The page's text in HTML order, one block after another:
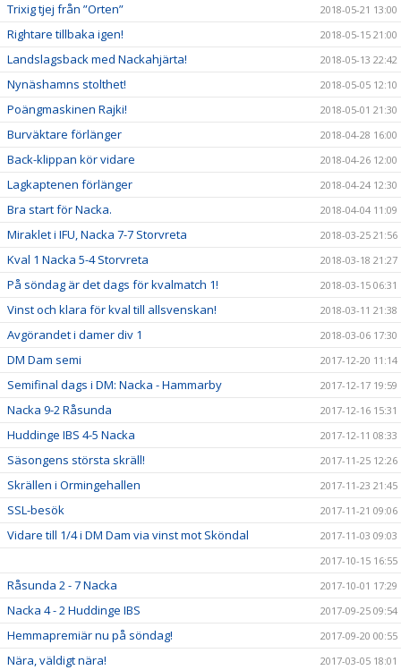
Trixig tjej från ”Orten” 2018-05-21 13:00
Rightare tillbaka igen! 2018-05-15 21:00
Landslagsback med Nackahjärta! 2018-05-13 22:42
Nynäshamns stolthet! 2018-05-05 12:10
Poängmaskinen Rajki! 2018-05-01 21:30
Burväktare förlänger 2018-04-28 16:00
Back-klippan kör vidare 2018-04-26 12:00
Lagkaptenen förlänger 2018-04-24 12:30
Bra start för Nacka. 2018-04-04 11:09
Miraklet i IFU, Nacka 7-7 Storvreta 2018-03-25 21:56
Kval 1 Nacka 5-4 Storvreta 2018-03-18 21:27
På söndag är det dags för kvalmatch 1! 2018-03-15 06:31
Vinst och klara för kval till allsvenskan! 2018-03-11 21:38
Avgörandet i damer div 1 2018-03-06 17:30
DM Dam semi 2017-12-20 11:14
Semifinal dags i DM: Nacka - Hammarby 2017-12-17 19:59
Nacka 9-2 Råsunda 2017-12-16 15:31
Huddinge IBS 4-5 Nacka 2017-12-11 08:33
Säsongens största skräll! 2017-11-25 12:26
Skrällen i Ormingehallen 2017-11-23 21:45
SSL-besök 2017-11-21 09:06
Vidare till 1/4 i DM Dam via vinst mot Sköndal
2017-11-03 09:03
2017-10-15 16:55
Råsunda 2 - 7 Nacka 2017-10-01 17:29
Nacka 4 - 2 Huddinge IBS 2017-09-25 09:54
Hemmapremiär nu på söndag! 2017-09-20 00:55
Nära, väldigt nära! 2017-03-05 18:01